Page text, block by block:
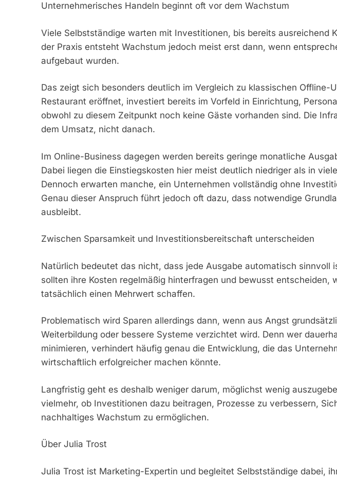
Unternehmerisches Handeln beginnt oft vor dem Wachstum
Viele Selbstständige warten mit Investitionen, bis bereits ausreichend
der Praxis entsteht Wachstum jedoch meist erst dann, wenn
aufgebaut wurden.
Das zeigt sich besonders deutlich im Vergleich zu klassischen Offline-
Restaurant eröffnet, investiert bereits im Vorfeld in Einrichtung,
obwohl zu diesem Zeitpunkt noch keine Gäste vorhanden sind. Die
dem Umsatz, nicht danach.
Im Online-Business dagegen werden bereits geringe monatliche
Dabei liegen die Einstiegskosten hier meist deutlich niedriger als in
Dennoch erwarten manche, ein Unternehmen vollständig ohne
Genau dieser Anspruch führt jedoch oft dazu, dass notwendige
ausbleibt.
Zwischen Sparsamkeit und Investitionsbereitschaft unterscheiden
Natürlich bedeutet das nicht, dass jede Ausgabe automatisch sinnvoll
sollten ihre Kosten regelmäßig hinterfragen und bewusst entscheiden,
tatsächlich einen Mehrwert schaffen.
Problematisch wird Sparen allerdings dann, wenn aus Angst
Weiterbildung oder bessere Systeme verzichtet wird. Denn wer
minimieren, verhindert häufig genau die Entwicklung, die das
wirtschaftlich erfolgreicher machen könnte.
Langfristig geht es deshalb weniger darum, möglichst wenig
vielmehr, ob Investitionen dazu beitragen, Prozesse zu verbessern,
nachhaltiges Wachstum zu ermöglichen.
Über Julia Trost
Julia Trost ist Marketing-Expertin und begleitet Selbstständige dabei,